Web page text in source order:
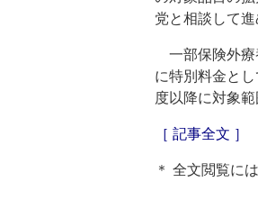
党と相談して進
一部保険外療
に特別料金と
度以降に対象
［ 記事全文 ］
＊ 全文閲覧には